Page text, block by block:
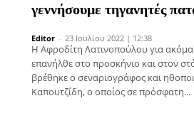
γεννήσουμε τηγανητές
Editor - 23 Ιουλίου 2022 | 12:38
H Αφροδίτη Λατινοπούλου για
επανήλθε στο προσκήνιο και στον
βρέθηκε ο σεναριογράφος και
Καπουτζίδη, ο οποίος σε πρόσφατη...